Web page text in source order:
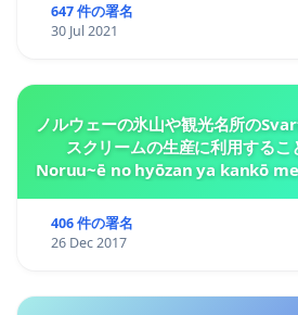
647 件の署名
30 Jul 2021
ノルウェーの氷山や観光名所の
スクリームの生産に利用するこ
Noruu~ē no hyōzan ya kankō
406 件の署名
26 Dec 2017